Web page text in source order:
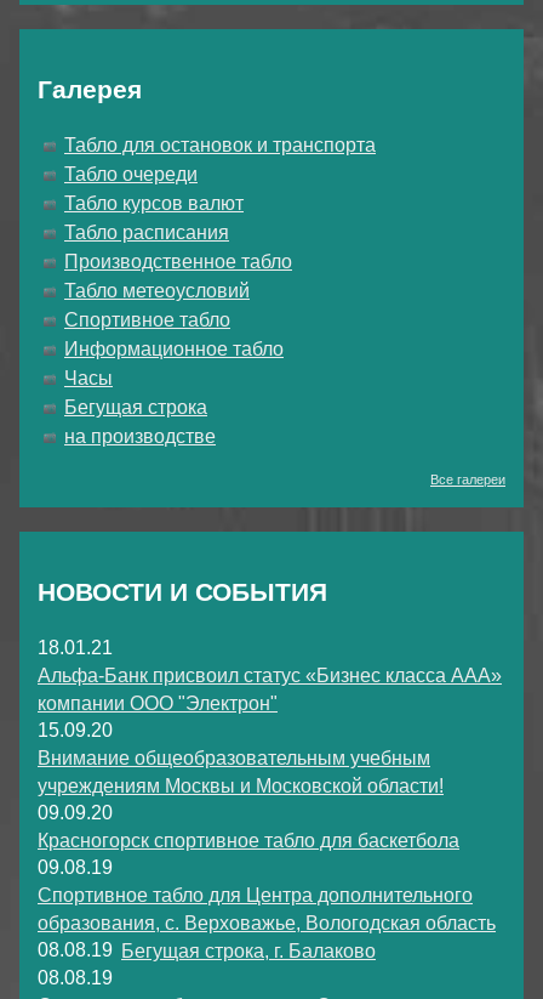
Галерея
Табло для остановок и транспорта
Табло очереди
Табло курсов валют
Табло расписания
Производственное табло
Табло метеоусловий
Спортивное табло
Информационное табло
Часы
Бегущая строка
на производстве
Все галереи
НОВОСТИ И СОБЫТИЯ
18.01.21
Альфа-Банк присвоил статус «Бизнес класса ААА»
компании ООО "Электрон"
15.09.20
Внимание общеобразовательным учебным
учреждениям Москвы и Московской области!
09.09.20
Красногорск спортивное табло для баскетбола
09.08.19
Спортивное табло для Центра дополнительного
образования, с. Верховажье, Вологодская область
08.08.19 Бегущая строка, г. Балаково
08.08.19